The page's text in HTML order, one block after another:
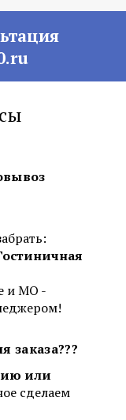
и МО -
заказа???
или
сделаем